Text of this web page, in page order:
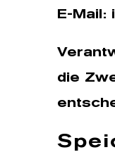
E-Mail:
die